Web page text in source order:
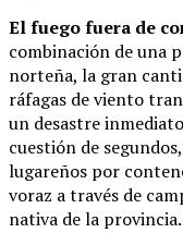
El fuego fuera de
combinación de una
norteña, la gran
ráfagas de viento
un desastre
cuestión de
lugareños por
voraz a través de
nativa de la provincia.